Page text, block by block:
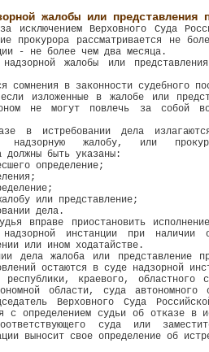
жалобы или представления
Верховного Суда
прокурора рассматривается не
- не более чем два месяца.
жалобы или
сомнения в законности судебного
изложенные в жалобе или
не могут повлечь за собой
в истребовании дела
надзорную жалобу, или
должны быть указаны:
определение;
или представление;
дела.
вправе приостановить
инстанции при наличии
или ином ходатайстве.
дела жалоба или представление
остаются в суде надзорной
республики, краевого, областного
области, суда автономного
Верховного Суда
с определением судьи об отказе в
суда или
выносит свое определение об